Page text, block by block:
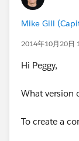
Mike Gill
2014年10月20日
Hi Peggy,
What version
To create a